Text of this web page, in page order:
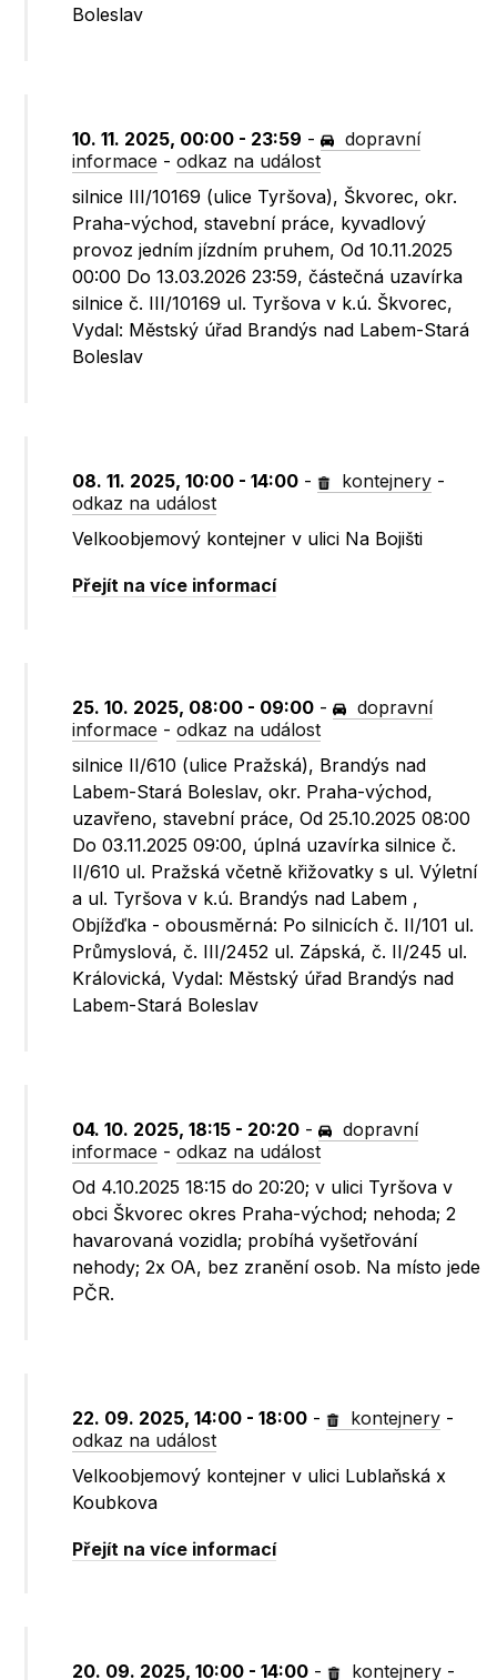
Boleslav
10. 11. 2025, 00:00 - 23:59 -
dopravní
informace -odkaz na událost
silnice III/10169 (ulice Tyršova), Škvorec, okr.
Praha-východ, stavební práce, kyvadlový
provoz jedním jízdním pruhem, Od 10.11.2025
00:00 Do 13.03.2026 23:59, částečná uzavírka
silnice č. III/10169 ul. Tyršova v k.ú. Škvorec,
Vydal: Městský úřad Brandýs nad Labem-Stará
Boleslav
08. 11. 2025, 10:00 - 14:00 - kontejnery -
odkaz na událost
Velkoobjemový kontejner v ulici Na Bojišti
Přejít na více informací
25. 10. 2025, 08:00 - 09:00 -
dopravní
informace -odkaz na událost
silnice II/610 (ulice Pražská), Brandýs nad
Labem-Stará Boleslav, okr. Praha-východ,
uzavřeno, stavební práce, Od 25.10.2025 08:00
Do 03.11.2025 09:00, úplná uzavírka silnice č.
II/610 ul. Pražská včetně křižovatky s ul. Výletní
a ul. Tyršova v k.ú. Brandýs nad Labem ,
Objížďka - obousměrná: Po silnicích č. II/101 ul.
Průmyslová, č. III/2452 ul. Zápská, č. II/245 ul.
Královická, Vydal: Městský úřad Brandýs nad
Labem-Stará Boleslav
04. 10. 2025, 18:15 - 20:20 -
dopravní
informace -odkaz na událost
Od 4.10.2025 18:15 do 20:20; v ulici Tyršova v
obci Škvorec okres Praha-východ; nehoda; 2
havarovaná vozidla; probíhá vyšetřování
nehody; 2x OA, bez zranění osob. Na místo jede
PČR.
22. 09. 2025, 14:00 - 18:00 - kontejnery -
odkaz na událost
Velkoobjemový kontejner v ulici Lublaňská x
Koubkova
Přejít na více informací
20. 09. 2025, 10:00 - 14:00 - kontejnery -